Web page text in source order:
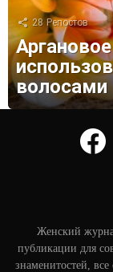
28 Репостов
волосами
Женский
публикации для
знаменитостей,